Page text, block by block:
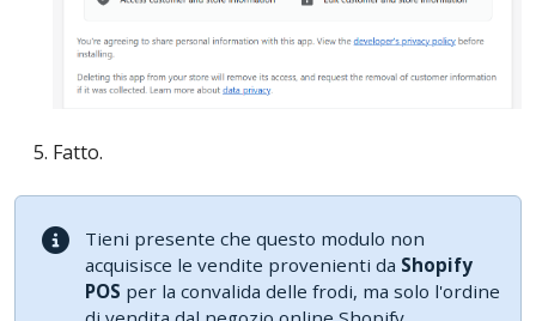
Fatto.
Tieni presente che questo modulo non
acquisisce le vendite provenienti da Shopify
POS per la convalida delle frodi, ma solo l'ordine